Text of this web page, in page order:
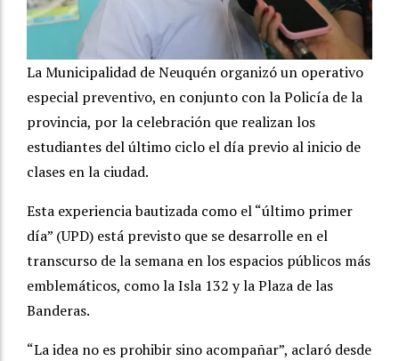
La Municipalidad de Neuquén organizó un operativo
especial preventivo, en conjunto con la Policía de la
provincia, por la celebración que realizan los
estudiantes del último ciclo el día previo al inicio de
clases en la ciudad.
Esta experiencia bautizada como el “último primer
día” (UPD) está previsto que se desarrolle en el
transcurso de la semana en los espacios públicos más
emblemáticos, como la Isla 132 y la Plaza de las
Banderas.
“La idea no es prohibir sino acompañar”, aclaró desde